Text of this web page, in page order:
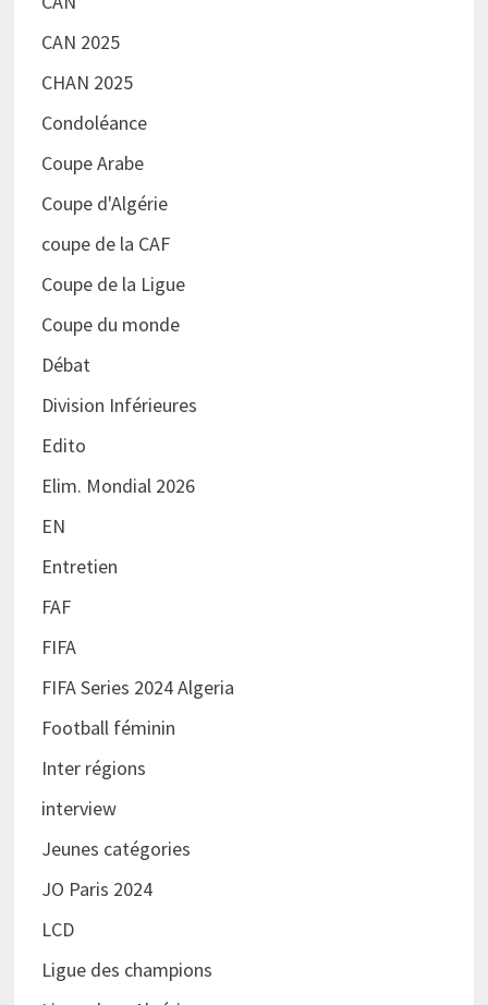
CAN 2025
CHAN 2025
Condoléance
Coupe Arabe
Coupe d'Algérie
coupe de la CAF
Coupe de la Ligue
Coupe du monde
Débat
Division Inférieures
Edito
Elim. Mondial 2026
EN
Entretien
FAF
FIFA
FIFA Series 2024 Algeria
Football féminin
Inter régions
interview
Jeunes catégories
JO Paris 2024
LCD
Ligue des champions